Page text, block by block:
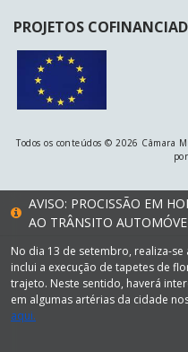
PROJETOS
Todos os conteúdos © 2026 Câmara
por
AVISO: PROCISSÃO EM
AO TRÂNSITO
No dia 13 de setembro, realiza-se
inclui a execução de tapetes de
trajeto. Neste sentido, haverá
em algumas artérias da cidade
aqui.